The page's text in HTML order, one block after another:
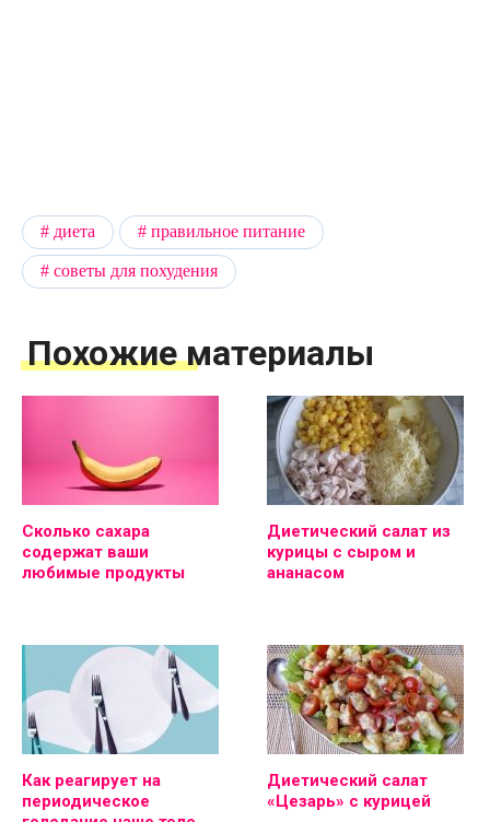
диета
правильное питание
советы для похудения
Похожие материалы
Сколько сахара
содержат ваши
любимые продукты
Диетический салат из
курицы с сыром и
ананасом
Как реагирует на
периодическое
Диетический салат
«Цезарь» с курицей